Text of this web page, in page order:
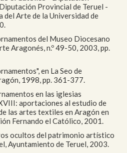
Provincial de Teruel -
Arte de la Universidad de
del Museo Diocesano
Aragonés, n.º 49-50, 2003, pp.
en La Seo de
1998, pp. 361-377.
en las iglesias
aportaciones al estudio de
las artes textiles en Aragón en
Fernando el Católico, 2001.
ocultos del patrimonio artístico
Ayuntamiento de Teruel, 2003.